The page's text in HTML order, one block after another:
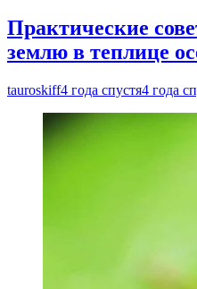
Практические
землю в теплице
tauroskiff4 года спустя4 года